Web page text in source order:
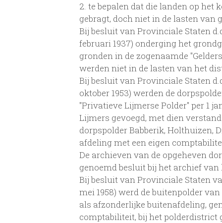
2. te bepalen dat die landen op
gebragt, doch niet in de lasten
Bij besluit van Provinciale Staten
februari 1937) onderging het
gronden in de zogenaamde
werden niet in de lasten van het
Bij besluit van Provinciale Staten
oktober 1953) werden de
"Privatieve Lijmerse Polder" per 1
Lijmers gevoegd, met dien
dorpspolder Babberik, Holthuizen,
afdeling met een eigen
De archieven van de opgeheven
genoemd besluit bij het archief
Bij besluit van Provinciale Staten
mei 1958) werd de buitenpolder
als afzonderlijke buitenafdeling,
comptabiliteit, bij het polderdistrict